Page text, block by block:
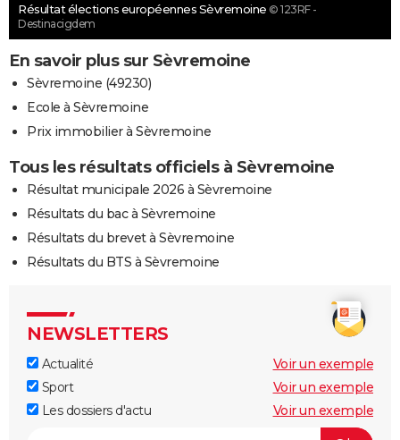
Résultat élections européennes Sèvremoine © 123RF -
Destinacigdem
En savoir plus sur Sèvremoine
Sèvremoine (49230)
Ecole à Sèvremoine
Prix immobilier à Sèvremoine
Tous les résultats officiels à Sèvremoine
Résultat municipale 2026 à Sèvremoine
Résultats du bac à Sèvremoine
Résultats du brevet à Sèvremoine
Résultats du BTS à Sèvremoine
NEWSLETTERS
Actualité
Voir un exemple
Sport
Voir un exemple
Les dossiers d'actu
Voir un exemple